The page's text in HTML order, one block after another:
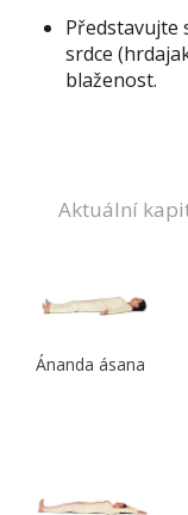
Představujte
srdce
blaženost.
Aktuální
Ánanda ásana